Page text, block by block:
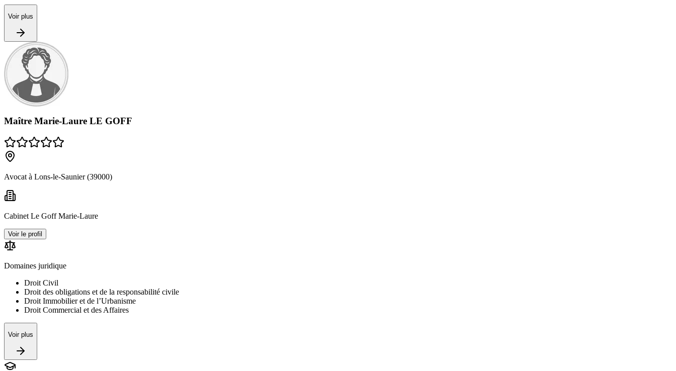
Voir plus
Maître Marie‑Laure LE GOFF
Avocat à Lons-le-Saunier (39000)
Cabinet Le Goff Marie-Laure
Voir le profil
Domaines juridique
Droit Civil
Droit des obligations et de la responsabilité civile
Droit Immobilier et de l’Urbanisme
Droit Commercial et des Affaires
Voir plus